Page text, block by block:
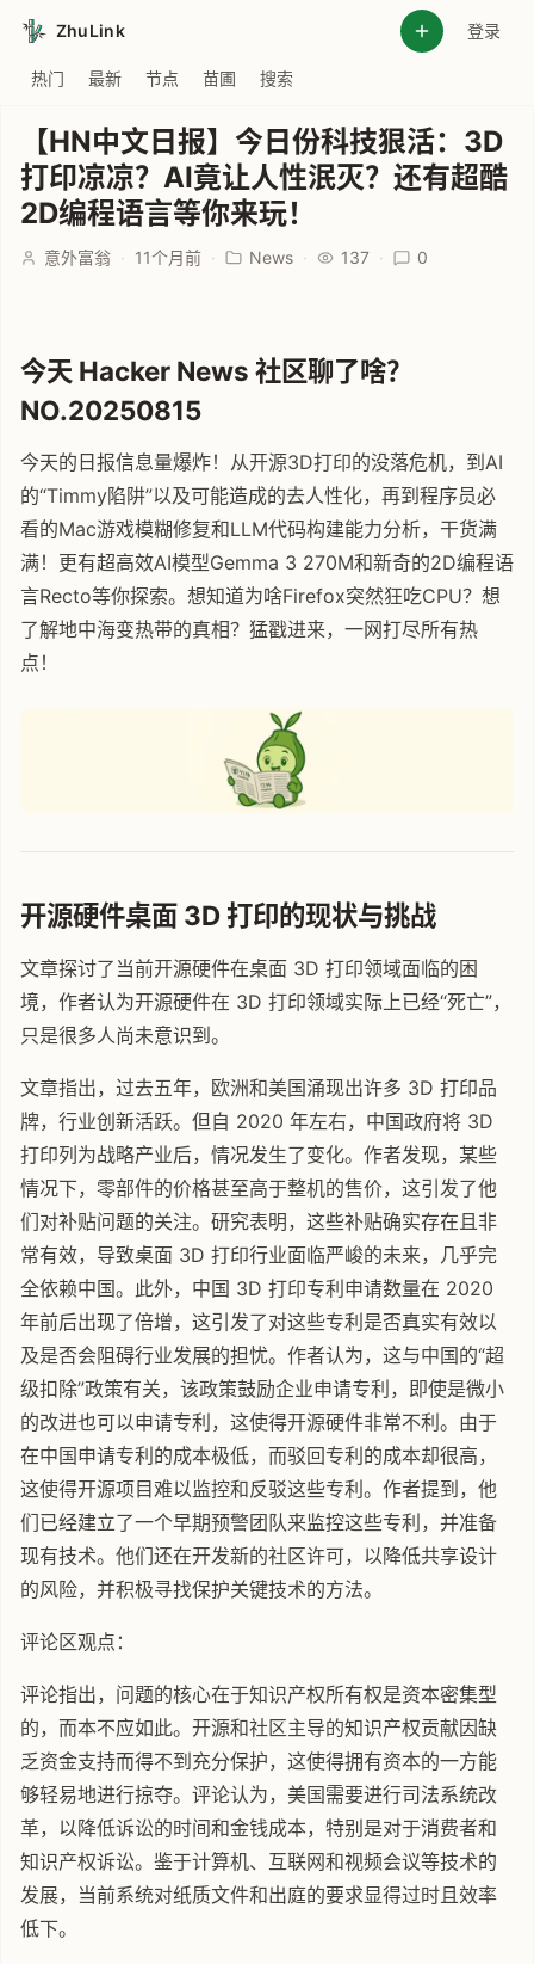
ZhuLink 登录
热门 最新 节点 苗圃 搜索
【HN中文日报】今日份科技狠活：3D
打印凉凉？AI竟让人性泯灭？还有超酷
2D编程语言等你来玩！
意外富翁 · 11个月前 · News · 137 · 0
今天 Hacker News 社区聊了啥？
NO.20250815
今天的日报信息量爆炸！从开源3D打印的没落危机，到AI
的“Timmy陷阱”以及可能造成的去人性化，再到程序员必
看的Mac游戏模糊修复和LLM代码构建能力分析，干货满
满！更有超高效AI模型Gemma 3 270M和新奇的2D编程语
言Recto等你探索。想知道为啥Firefox突然狂吃CPU？想
了解地中海变热带的真相？猛戳进来，一网打尽所有热
点！
开源硬件桌面 3D 打印的现状与挑战
文章探讨了当前开源硬件在桌面 3D 打印领域面临的困
境，作者认为开源硬件在 3D 打印领域实际上已经“死亡”，
只是很多人尚未意识到。
文章指出，过去五年，欧洲和美国涌现出许多 3D 打印品
牌，行业创新活跃。但自 2020 年左右，中国政府将 3D
打印列为战略产业后，情况发生了变化。作者发现，某些
情况下，零部件的价格甚至高于整机的售价，这引发了他
们对补贴问题的关注。研究表明，这些补贴确实存在且非
常有效，导致桌面 3D 打印行业面临严峻的未来，几乎完
全依赖中国。此外，中国 3D 打印专利申请数量在 2020
年前后出现了倍增，这引发了对这些专利是否真实有效以
及是否会阻碍行业发展的担忧。作者认为，这与中国的“超
级扣除”政策有关，该政策鼓励企业申请专利，即使是微小
的改进也可以申请专利，这使得开源硬件非常不利。由于
在中国申请专利的成本极低，而驳回专利的成本却很高，
这使得开源项目难以监控和反驳这些专利。作者提到，他
们已经建立了一个早期预警团队来监控这些专利，并准备
现有技术。他们还在开发新的社区许可，以降低共享设计
的风险，并积极寻找保护关键技术的方法。
评论区观点：
评论指出，问题的核心在于知识产权所有权是资本密集型
的，而本不应如此。开源和社区主导的知识产权贡献因缺
乏资金支持而得不到充分保护，这使得拥有资本的一方能
够轻易地进行掠夺。评论认为，美国需要进行司法系统改
革，以降低诉讼的时间和金钱成本，特别是对于消费者和
知识产权诉讼。鉴于计算机、互联网和视频会议等技术的
发展，当前系统对纸质文件和出庭的要求显得过时且效率
低下。